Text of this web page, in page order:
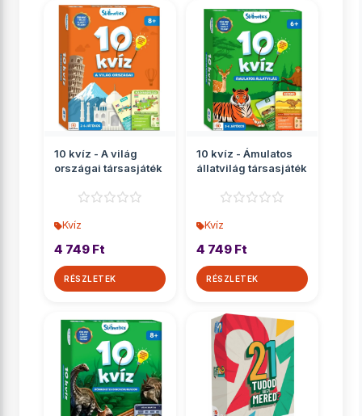
10 kvíz - A világ
országai társasjáték
Kvíz
4 749 Ft
RÉSZLETEK
10 kvíz - Ámulatos
állatvilág társasjáték
Kvíz
4 749 Ft
RÉSZLETEK